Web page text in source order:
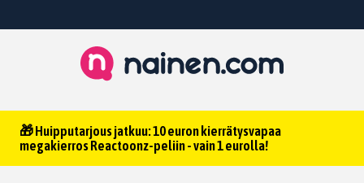
🎁 Huipputarjous jatkuu: 10 euron kierrätysvapaa
megakierros Reactoonz-peliin - vain 1 eurolla!